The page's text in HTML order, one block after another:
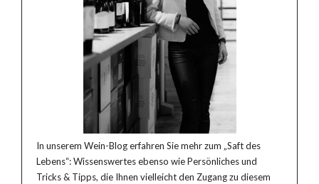
In unserem Wein-Blog erfahren Sie mehr zum „Saft des
Lebens“: Wissenswertes ebenso wie Persönliches und
Tricks & Tipps, die Ihnen vielleicht den Zugang zu diesem